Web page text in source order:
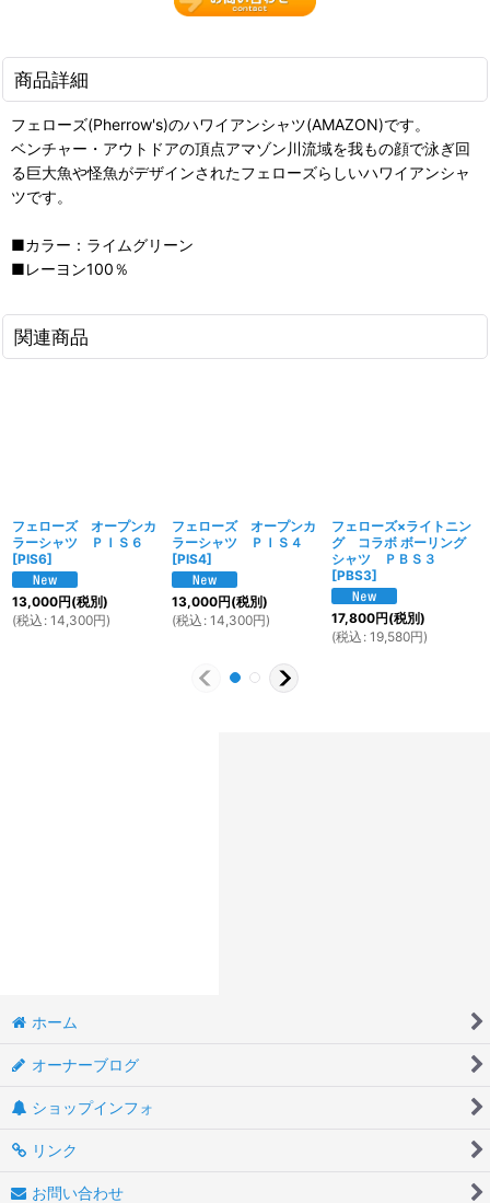
商品詳細
フェローズ(Pherrow's)のハワイアンシャツ(AMAZON)です。
ベンチャー・アウトドアの頂点アマゾン川流域を我もの顔で泳ぎ回
る巨大魚や怪魚がデザインされたフェローズらしいハワイアンシャ
ツです。
■カラー：ライムグリーン
■レーヨン100％
関連商品
フェローズ オープンカ
ラーシャツ ＰＩＳ６
[PIS6]
13,000円(税別)
(税込 : 14,300円)
フェローズ オープンカ
ラーシャツ ＰＩＳ４
[PIS4]
13,000円(税別)
(税込 : 14,300円)
フェローズ×ライトニン
グ コラボ ボーリング
シャツ ＰＢＳ３
[PBS3]
17,800円(税別)
(税込 : 19,580円)
ホーム
オーナーブログ
ショップインフォ
リンク
お問い合わせ